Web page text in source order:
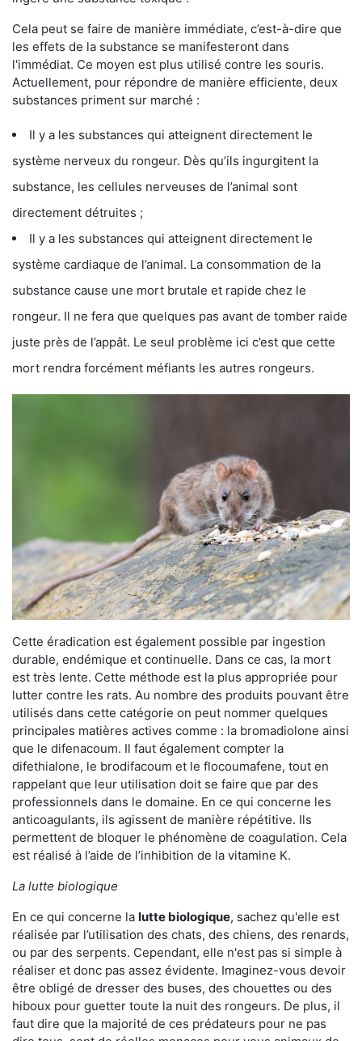
Cela peut se faire de manière immédiate, c’est-à-dire que
les effets de la substance se manifesteront dans
l'immédiat. Ce moyen est plus utilisé contre les souris.
Actuellement, pour répondre de manière efficiente, deux
substances priment sur marché :
Il y a les substances qui atteignent directement le
système nerveux du rongeur. Dès qu’ils ingurgitent la
substance, les cellules nerveuses de l’animal sont
directement détruites ;
Il y a les substances qui atteignent directement le
système cardiaque de l’animal. La consommation de la
substance cause une mort brutale et rapide chez le
rongeur. Il ne fera que quelques pas avant de tomber raide
juste près de l’appât. Le seul problème ici c’est que cette
mort rendra forcément méfiants les autres rongeurs.
Cette éradication est également possible par ingestion
durable, endémique et continuelle. Dans ce cas, la mort
est très lente. Cette méthode est la plus appropriée pour
lutter contre les rats. Au nombre des produits pouvant être
utilisés dans cette catégorie on peut nommer quelques
principales matières actives comme : la bromadiolone ainsi
que le difenacoum. Il faut également compter la
difethialone, le brodifacoum et le flocoumafene, tout en
rappelant que leur utilisation doit se faire que par des
professionnels dans le domaine. En ce qui concerne les
anticoagulants, ils agissent de manière répétitive. Ils
permettent de bloquer le phénomène de coagulation. Cela
est réalisé à l’aide de l’inhibition de la vitamine K.
La lutte biologique
En ce qui concerne la lutte biologique, sachez qu'elle est
réalisée par l’utilisation des chats, des chiens, des renards,
ou par des serpents. Cependant, elle n'est pas si simple à
réaliser et donc pas assez évidente. Imaginez-vous devoir
être obligé de dresser des buses, des chouettes ou des
hiboux pour guetter toute la nuit des rongeurs. De plus, il
faut dire que la majorité de ces prédateurs pour ne pas